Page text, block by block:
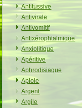
Antitussive
Antivirale
Antivomitif
Antixérophtalmique
Anxiolitique
Apéritive
Aphrodisiaque
Apiole
Argent
Argile